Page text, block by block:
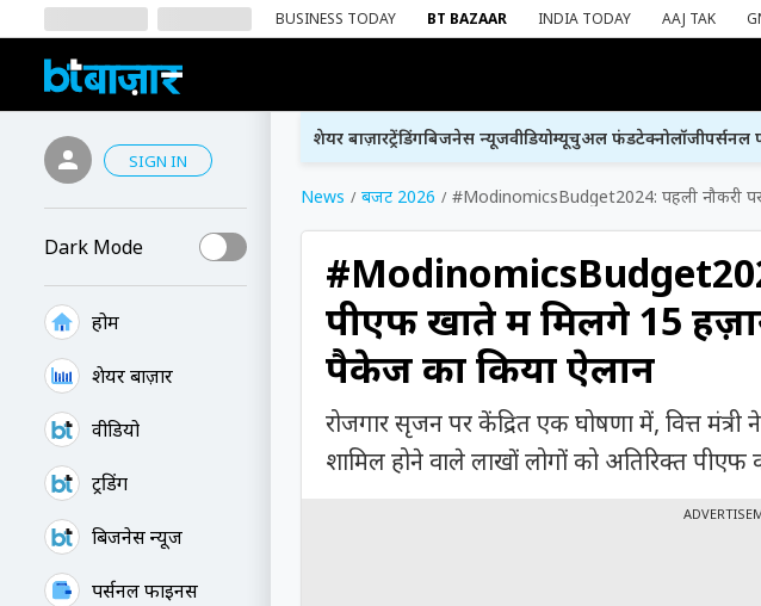
BUSINESS TODAY BT BAZAAR INDIA TODAY AAJ TAK
SIGN IN
Dark Mode
होम
शेयर बाज़ार
वीडियो
ट्रेंडिंग
बिजनेस न्यूज
पर्सनल फाइनेंस
शेयर बाज़ारट्रेंडिंगबिजनेस न्यूजवीडियोम्यूचुअल फंडटेक्नोलॉजीपर्सनल
News बजट 2026 #ModinomicsBudget2024: पहली नौकरी
पीएफ खाते में मिलेंगे 15
पैकेज का किया ऐलान
रोजगार सृजन पर केंद्रित एक घोषणा में, वित्त
शामिल होने वाले लाखों लोगों को अतिरिक्त पीएफ